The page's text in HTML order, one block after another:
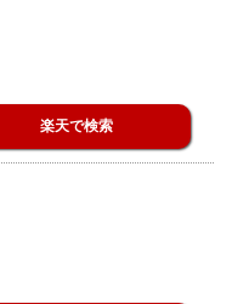
楽天で検索